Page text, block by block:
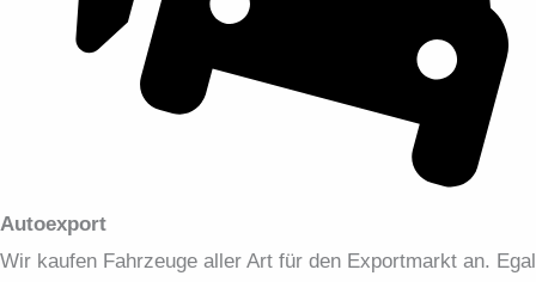
Autoexport
Wir kaufen Fahrzeuge aller Art für den Exportmarkt an. Egal